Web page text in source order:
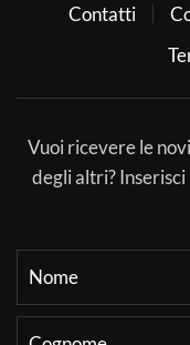
Contatti
Vuoi ricevere le
degli altri?